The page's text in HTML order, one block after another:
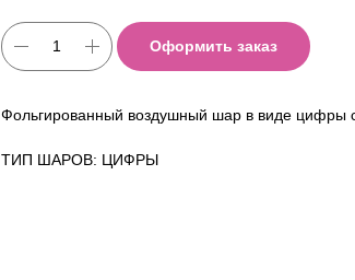
Оформить заказ
Фольгированный воздушный шар в виде цифры
ТИП ШАРОВ: ЦИФРЫ